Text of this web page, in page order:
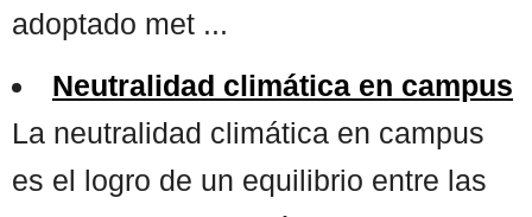
adoptado met ...
Neutralidad climática en campus
La neutralidad climática en campus
es el logro de un equilibrio entre las